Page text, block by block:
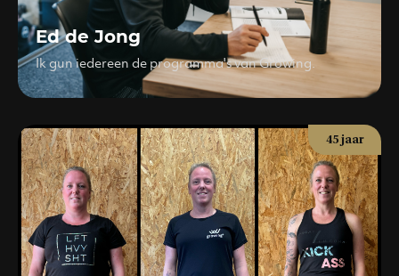
Ed de Jong
Ik gun iedereen de programma's van Growing.
45 jaar